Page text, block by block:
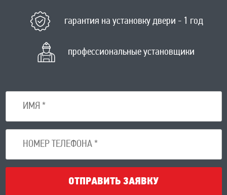
гарантия на установку двери - 1 год
профессиональные установщики
ОТПРАВИТЬ ЗАЯВКУ